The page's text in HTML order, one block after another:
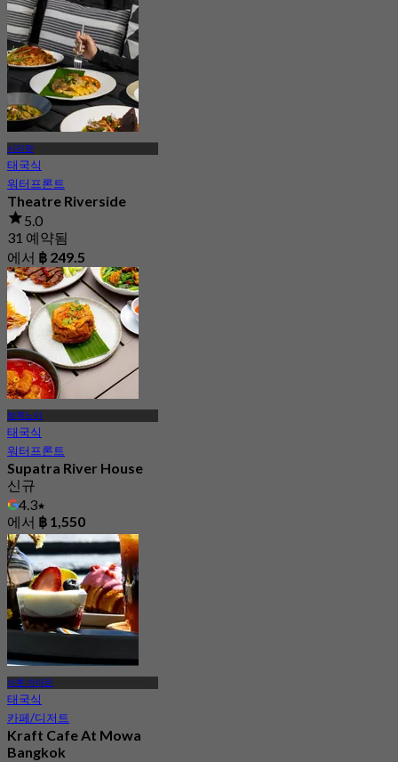
에서 ฿ 550
시리랏
태국식
워터프론트
Theatre Riverside
5.0
31 예약됨
에서 ฿ 249.5
방콕노이
태국식
워터프론트
Supatra River House
신규
4.3
에서 ฿ 1,550
아룬 아마린
태국식
카페/디저트
Kraft Cafe At Mowa
Bangkok